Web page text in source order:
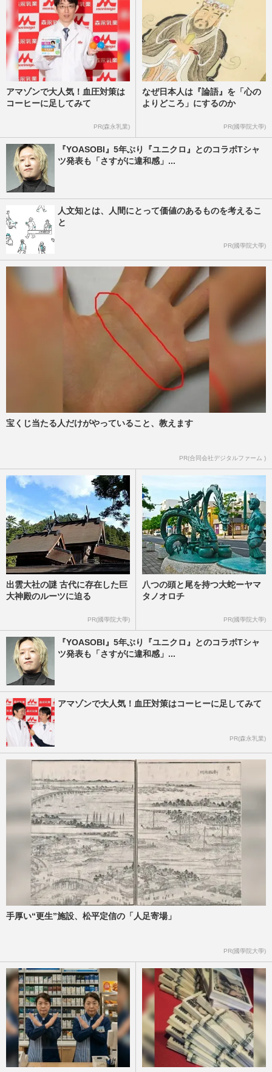
アマゾンで大人気！血圧対策は
コーヒーに足してみて
PR(森永乳業)
なぜ日本人は『論語』を「心の
よりどころ」にするのか
PR(國學院大學)
『YOASOBI』5年ぶり『ユニクロ』とのコラボTシャ
ツ発表も「さすがに違和感」...
人文知とは、人間にとって価値のあるものを考えるこ
と
PR(國學院大學)
宝くじ当たる人だけがやっていること、教えます
PR(合同会社デジタルファーム )
出雲大社の謎 古代に存在した巨
大神殿のルーツに迫る
PR(國學院大學)
八つの頭と尾を持つ大蛇ーヤマ
タノオロチ
PR(國學院大學)
『YOASOBI』5年ぶり『ユニクロ』とのコラボTシャ
ツ発表も「さすがに違和感」...
アマゾンで大人気！血圧対策はコーヒーに足してみて
PR(森永乳業)
手厚い“更生”施設、松平定信の「人足寄場」
PR(國學院大學)